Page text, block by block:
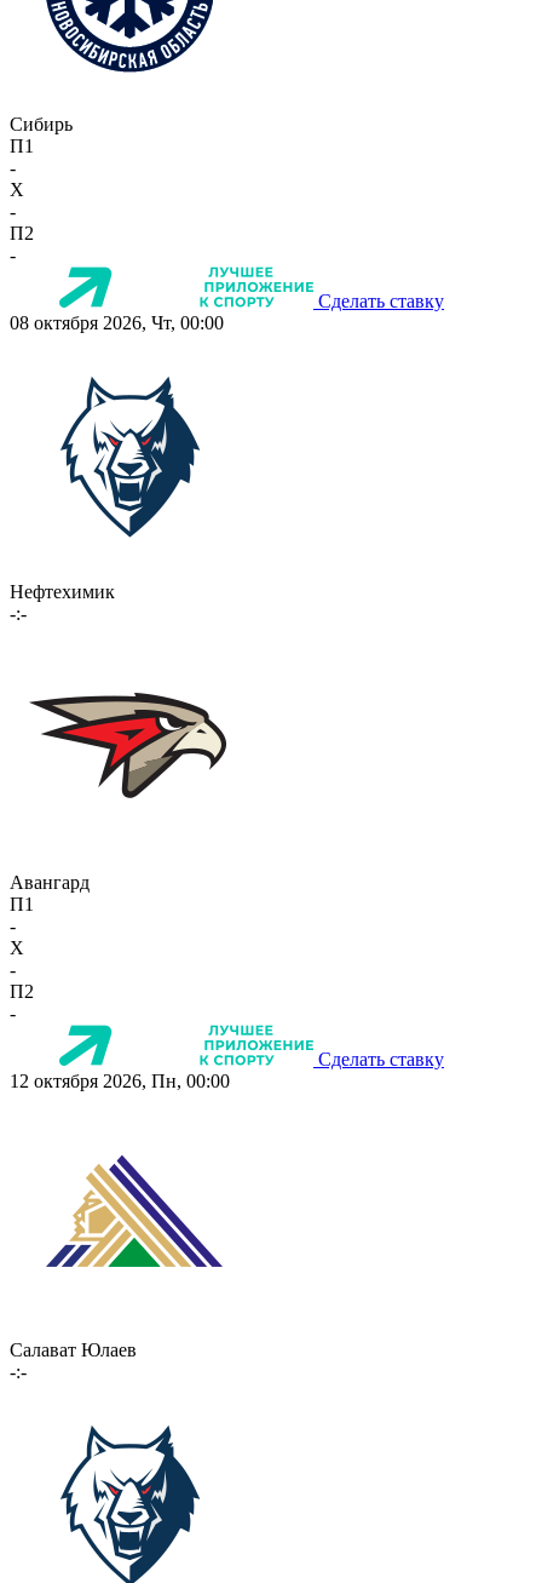
Сибирь
П1
-
X
-
П2
-
Сделать ставку
08 октября 2026, Чт, 00:00
Нефтехимик
-:-
Авангард
П1
-
X
-
П2
-
Сделать ставку
12 октября 2026, Пн, 00:00
Салават Юлаев
-:-